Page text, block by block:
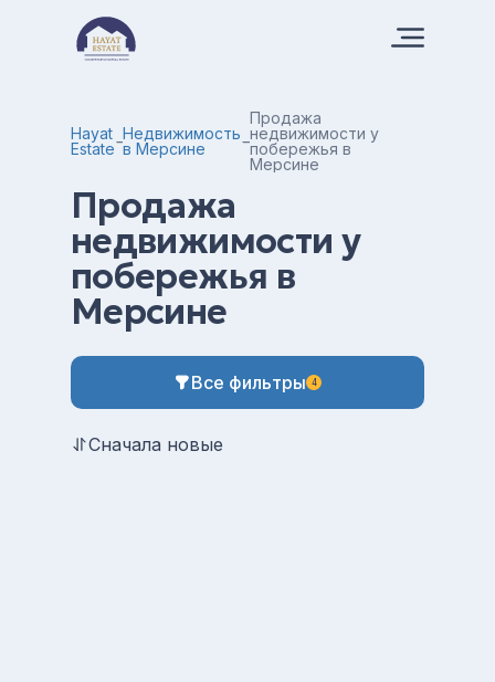
Hayat
Estate
Недвижимость
в Мерсине
Продажа
недвижимости у
побережья в
Мерсине
Продажа
недвижимости у
побережья в
Мерсине
Все фильтры 4
Сначала новые